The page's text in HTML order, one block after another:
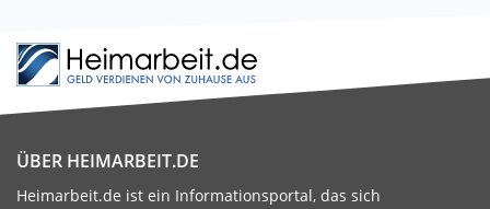
ÜBER HEIMARBEIT.DE
Heimarbeit.de ist ein Informationsportal, das sich